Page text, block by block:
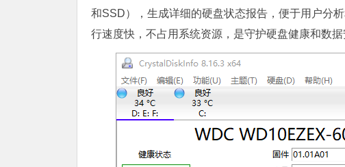
和SSD），生成详细的硬盘状态报告，便于用户分
行速度快，不占用系统资源，是守护硬盘健康和数据